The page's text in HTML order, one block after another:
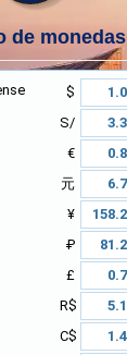
de monedas
$
S/
€
元
¥
₽
£
R$
C$